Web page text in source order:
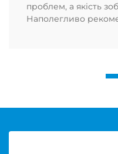
проблем, а якість
Наполегливо